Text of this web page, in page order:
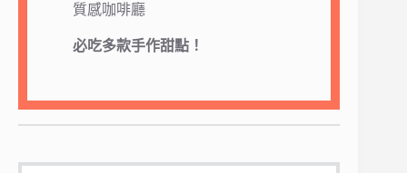
質感咖啡廳
必吃多款手作甜點！